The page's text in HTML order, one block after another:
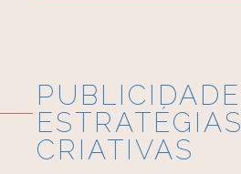
ESTRATÉGIAS
CRIATIVAS